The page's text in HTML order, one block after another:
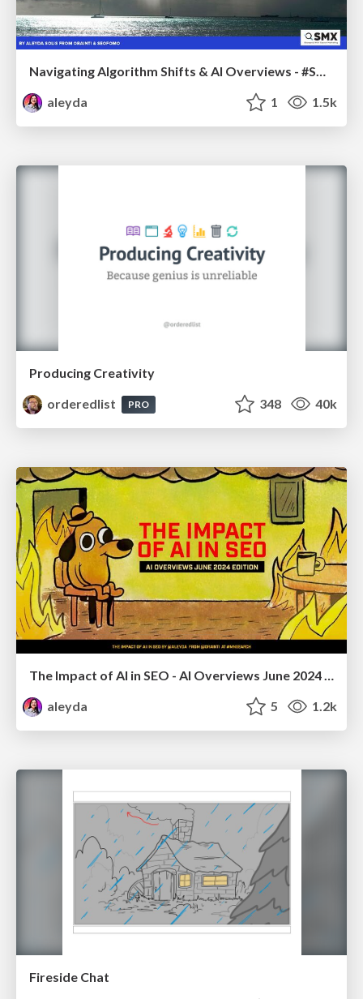
Navigating Algorithm Shifts & AI Overviews - #SMXNext
aleyda
1 1.5k
Producing Creativity
orderedlist
PRO 348 40k
aleyda
5 1.2k
Fireside Chat